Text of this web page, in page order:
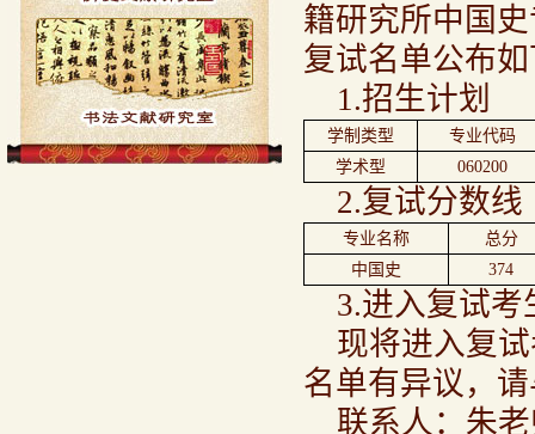
籍研究所中国
复试名单公布
1.招生计划
学制类型
专业代码
学术型
060200
2.复试分数线
专业名称
总分
中国史
374
3.进入复试考
现将进入复
名单有异议，
联系人：朱